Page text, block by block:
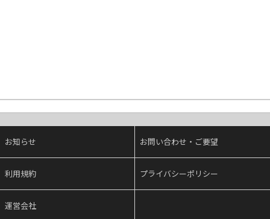
お知らせ お問い合わせ・ご要望
利用規約 プライバシーポリシー
運営会社